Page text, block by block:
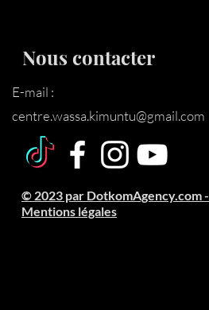
Nous contacter
E-mail :
centre.wassa.kimuntu@gmail.com
© 2023 par DotkomAgency.com -
Mentions légales